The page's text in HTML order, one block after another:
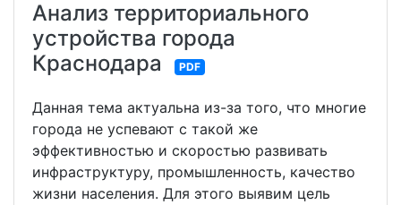
Анализ территориального
устройства города
Краснодара
PDF
Данная тема актуальна из-за того, что многие
города не успевают с такой же
эффективностью и скоростью развивать
инфраструктуру, промышленность, качество
жизни населения. Для этого выявим цель